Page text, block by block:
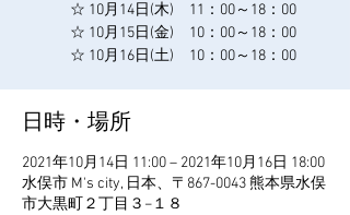
☆ 10月14日(木) 11：00～18：00
☆ 10月15日(金) 10：00～18：00
☆ 10月16日(土) 10：00～18：00
日時・場所
2021年10月14日 11:00 – 2021年10月16日 18:00
水俣市 M's city, 日本、〒867-0043 熊本県水俣
市大黒町２丁目３−１８